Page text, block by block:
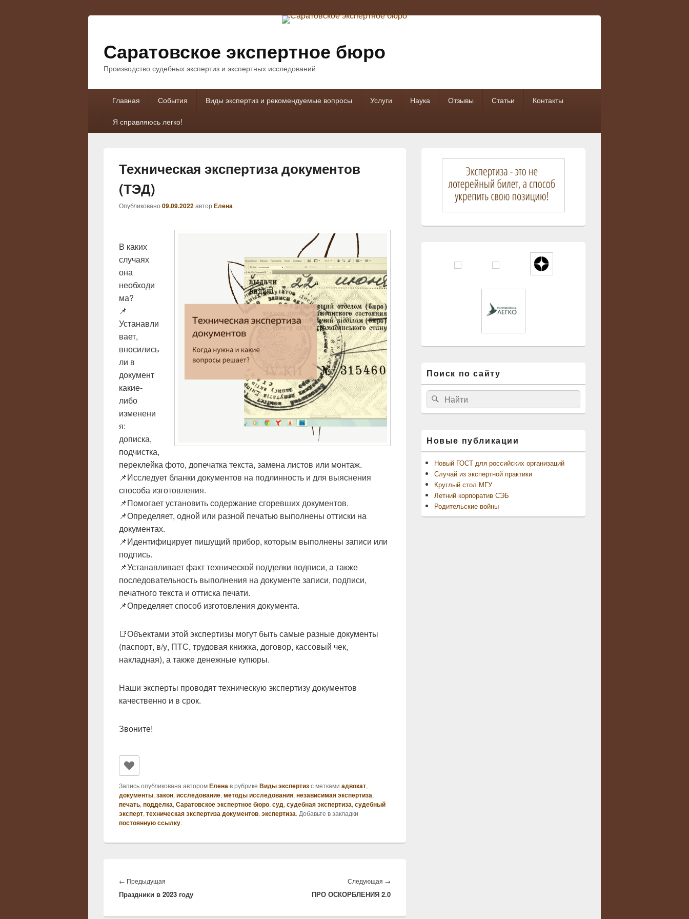
Саратовское экспертное бюро
Производство судебных экспертиз и экспертных исследований
Главная События Виды экспертиз и рекомендуемые вопросы Услуги Наука Отзывы Статьи Контакты
Я справляюсь легко!
Техническая экспертиза документов
(ТЭД)
Опубликовано 09.09.2022автор Елена
В каких
случаях
она
необходи
ма?
📌
Устанавли
вает,
вносились
ли в
документ
какие-
либо
изменени
я:
дописка,
подчистка,
переклейка фото, допечатка текста, замена листов или монтаж. ⠀⠀
📌Исследует бланки документов на подлинность и для выяснения
способа изготовления. ⠀⠀
📌Помогает установить содержание сгоревших документов. ⠀⠀
📌Определяет, одной или разной печатью выполнены оттиски на
документах. ⠀⠀
📌Идентифицирует пишущий прибор, которым выполнены записи или
подпись. ⠀⠀
📌Устанавливает факт технической подделки подписи, а также
последовательность выполнения на документе записи, подписи,
печатного текста и оттиска печати. ⠀⠀
📌Определяет способ изготовления документа. ⠀⠀
📑Объектами этой экспертизы могут быть самые разные документы
(паспорт, в/у, ПТС, трудовая книжка, договор, кассовый чек,
накладная), а также денежные купюры.
Наши эксперты проводят техническую экспертизу документов
качественно и в срок.
Звоните!
Запись опубликована авторомЕленав рубрике Виды экспертизс метками адвокат,
документы, закон, исследование, методы исследования, независимая экспертиза,
печать, подделка, Саратовское экспертное бюро, суд, судебная экспертиза, судебный
эксперт, техническая экспертиза документов, экспертиза. Добавьте в закладки
постоянную ссылку.
по
записям
← Предыдущая
запись:
Праздники в 2023 году
Следующая →
запись:
ПРО ОСКОРБЛЕНИЯ 2.0
основной
Поиск по сайту
Найти:Поиск
Новые публикации
Новый ГОСТ для российских организаций
Случай из экспертной практики
Круглый стол МГУ
Летний корпоратив СЭБ
Родительские войны